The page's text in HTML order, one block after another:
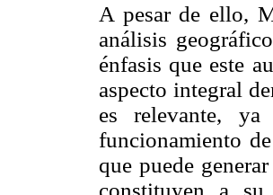
A pesar de ello,
análisis
énfasis que este
aspecto integral
es relevante,
funcionamiento
que puede
constituyen a su